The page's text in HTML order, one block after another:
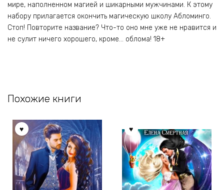
мире, наполненном магией и шикарными мужчинами. К этому
набору прилагается окончить магическую школу Абломинго.
Стоп! Повторите название? Что-то оно мне уже не нравится и
не сулит ничего хорошего, кроме… облома! 18+
Похожие книги